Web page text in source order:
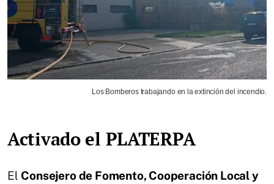
Los Bomberos trabajando en la extinción del incendio.
Activado el PLATERPA
El Consejero de Fomento, Cooperación Local y